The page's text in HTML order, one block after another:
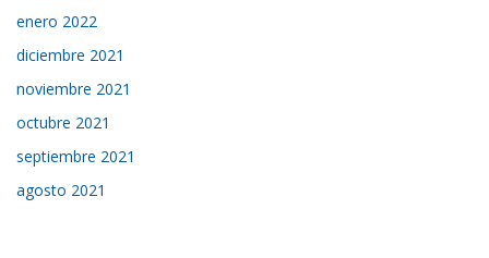
enero 2022
diciembre 2021
noviembre 2021
octubre 2021
septiembre 2021
agosto 2021